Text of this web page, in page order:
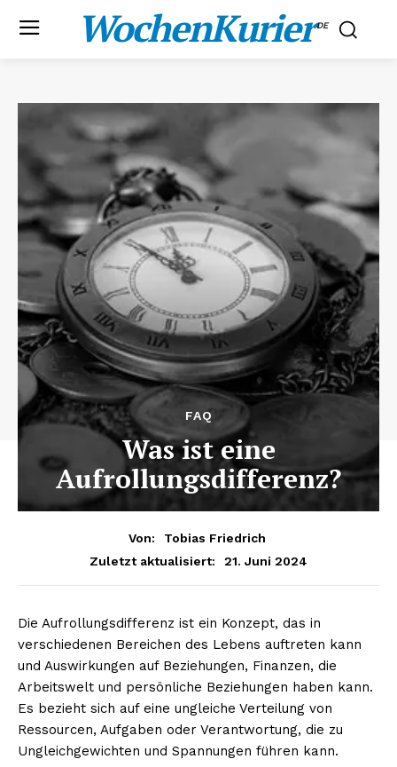
WochenKurier.DE
FAQ
Was ist eine
Aufrollungsdifferenz?
Von:
Tobias Friedrich
Zuletzt aktualisiert:
21. Juni 2024
Die Aufrollungsdifferenz ist ein Konzept, das in
verschiedenen Bereichen des Lebens auftreten kann
und Auswirkungen auf Beziehungen, Finanzen, die
Arbeitswelt und persönliche Beziehungen haben kann.
Es bezieht sich auf eine ungleiche Verteilung von
Ressourcen, Aufgaben oder Verantwortung, die zu
Ungleichgewichten und Spannungen führen kann.